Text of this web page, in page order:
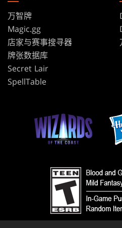
万智牌
Magic.gg
店家与赛事搜寻器
牌张数据库
Secret Lair
SpellTable